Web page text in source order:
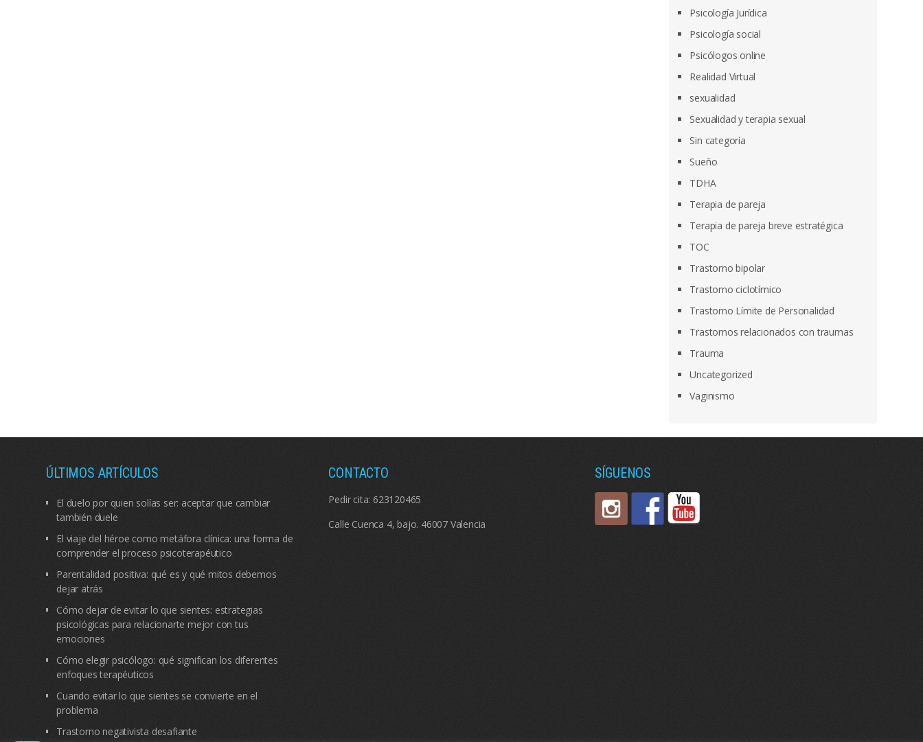
Psicología Jurídica
Psicología social
Psicólogos online
Realidad Virtual
sexualidad
Sexualidad y terapia sexual
Sin categoría
Sueño
TDHA
Terapia de pareja
Terapia de pareja breve estratégica
TOC
Trastorno bipolar
Trastorno ciclotímico
Trastorno Límite de Personalidad
Trastornos relacionados con traumas
Trauma
Uncategorized
Vaginismo
ÚLTIMOS ARTÍCULOS
El duelo por quien solías ser: aceptar que cambiar
también duele
El viaje del héroe como metáfora clínica: una forma de
comprender el proceso psicoterapéutico
Parentalidad positiva: qué es y qué mitos debemos
dejar atrás
Cómo dejar de evitar lo que sientes: estrategias
psicológicas para relacionarte mejor con tus
emociones
Cómo elegir psicólogo: qué significan los diferentes
enfoques terapéuticos
Cuando evitar lo que sientes se convierte en el
problema
Trastorno negativista desafiante
CONTACTO
Pedir cita: 623120465
Calle Cuenca 4, bajo. 46007 Valencia
SÍGUENOS